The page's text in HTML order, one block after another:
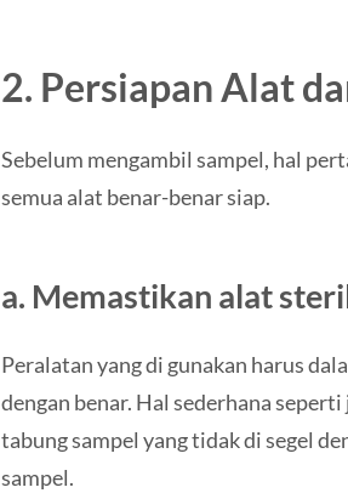
2. Persiapan Alat
Sebelum mengambil sampel, hal
semua alat benar-benar siap.
a. Memastikan alat
Peralatan yang di gunakan harus
dengan benar. Hal sederhana
tabung sampel yang tidak di segel
sampel.